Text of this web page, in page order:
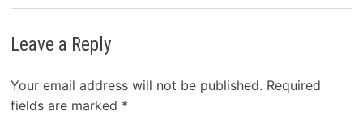
Leave a Reply
Your email address will not be published. Required
fields are marked *